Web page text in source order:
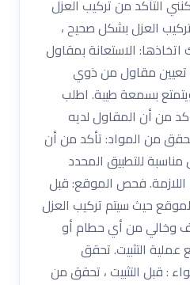
التأكد من تركيب العزل
العزل بشكل صحيح ،
الاستعانة بمقاول
مقاول من ذوي
بسمعة طيبة. اطلب
من أن المقاول لديه
من المواد: تأكد من أن
للتطبيق المحدد
اللازمة. فحص الموقع: قبل
حيث سيتم تركيب العزل
وخالي من أي حطام أو
التثبيت. تحقق
: قبل التثبيت ، تحقق من